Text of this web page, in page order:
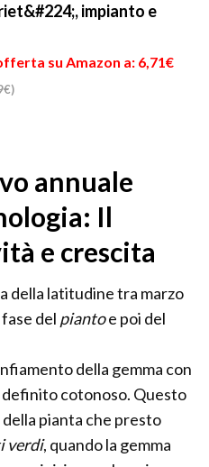
impianto e
su Amazon a: 6,71€
annuale
Il
e crescita
della latitudine tra marzo
del piantoe poi del
della gemma con
cotonoso. Questo
pianta che presto
verdi, quando la gemma